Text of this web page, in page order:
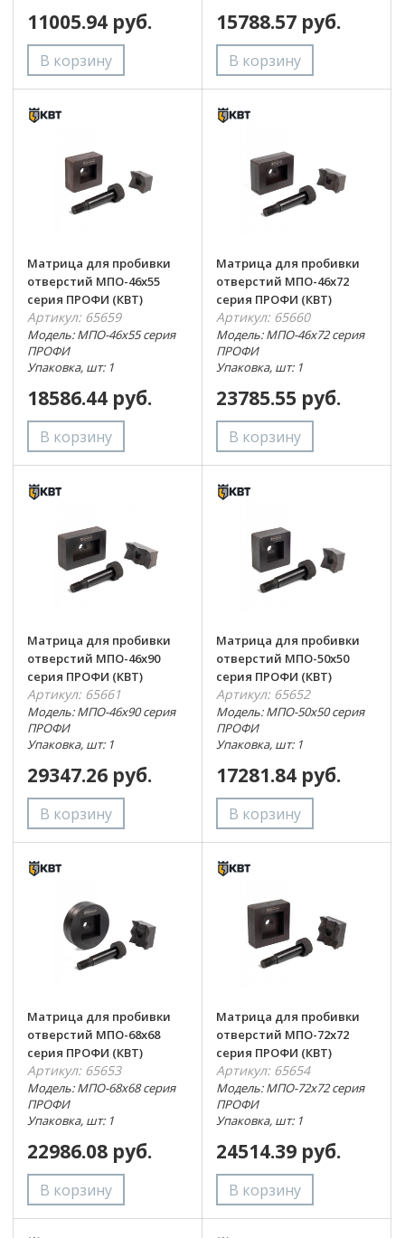
11005.94 руб. 15788.57 руб.
Матрица для пробивки
отверстий МПО-46х55
серия ПРОФИ (КВТ)
Артикул: 65659
Модель: МПО-46х55 серия
ПРОФИ
Упаковка, шт: 1
18586.44 руб.
Матрица для пробивки
отверстий МПО-46х72
серия ПРОФИ (КВТ)
Артикул: 65660
Модель: МПО-46х72 серия
ПРОФИ
Упаковка, шт: 1
23785.55 руб.
Матрица для пробивки
отверстий МПО-46х90
серия ПРОФИ (КВТ)
Артикул: 65661
Модель: МПО-46х90 серия
ПРОФИ
Упаковка, шт: 1
29347.26 руб.
Матрица для пробивки
отверстий МПО-50х50
серия ПРОФИ (КВТ)
Артикул: 65652
Модель: МПО-50х50 серия
ПРОФИ
Упаковка, шт: 1
17281.84 руб.
Матрица для пробивки
отверстий МПО-68х68
серия ПРОФИ (КВТ)
Артикул: 65653
Модель: МПО-68х68 серия
ПРОФИ
Упаковка, шт: 1
22986.08 руб.
Матрица для пробивки
отверстий МПО-72х72
серия ПРОФИ (КВТ)
Артикул: 65654
Модель: МПО-72х72 серия
ПРОФИ
Упаковка, шт: 1
24514.39 руб.